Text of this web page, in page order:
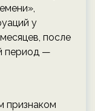
у
после
период —
признаком